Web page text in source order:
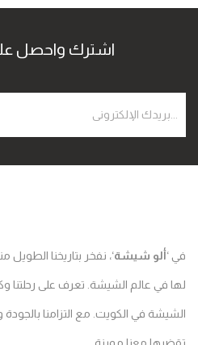
اشترك واحصل على
في ‘ألو شيشة‘، نفخر بتاريخنا الطويل
لها في عالم الشيشة. تعرف على رحلتنا
الشيشة في الكويت. مع التزامنا